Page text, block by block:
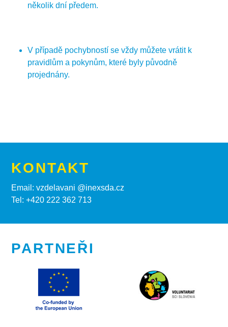
několik dní předem.
V případě pochybností se vždy můžete vrátit k
pravidlům a pokynům, které byly původně
projednány.
KONTAKT
Email: vzdelavani @inexsda.cz
Tel: +420 222 362 713
PARTNEŘI